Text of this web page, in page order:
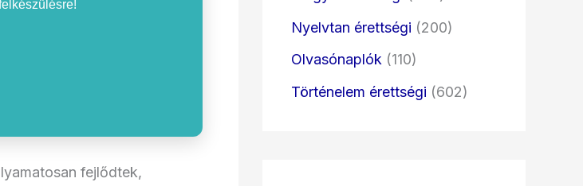
fejlődtek,
Nyelvtan érettségi (200)
Olvasónaplók (110)
Történelem érettségi (602)